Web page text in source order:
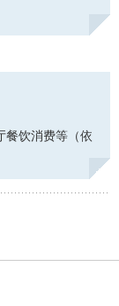
㎡的露天帐篷
尘土”
真的期望沿用当
里艺术驻留之家，
家、工艺美术品
借艺术家的眼睛
餐饮消费等（依